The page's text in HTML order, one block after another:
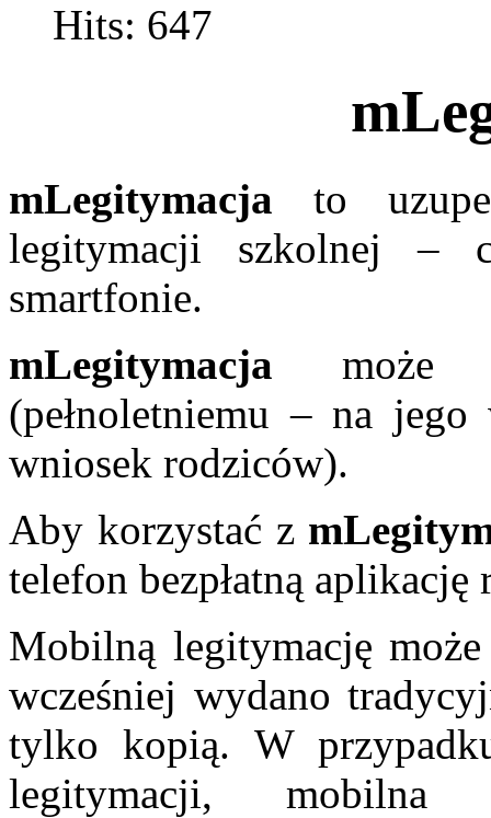
Hits: 647
mLegitymacja to
legitymacji szkolnej –
smartfonie.
mLegitymacja może
(pełnoletniemu – na jego
wniosek rodziców).
Aby korzystać z
telefon bezpłatną
Mobilną legitymację
wcześniej wydano
tylko kopią. W
legitymacji, mobilna